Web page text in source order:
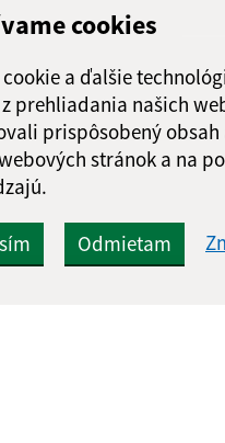
cookies
a ďalšie
prehliadania našich
prispôsobený
stránok a na
Odmietam